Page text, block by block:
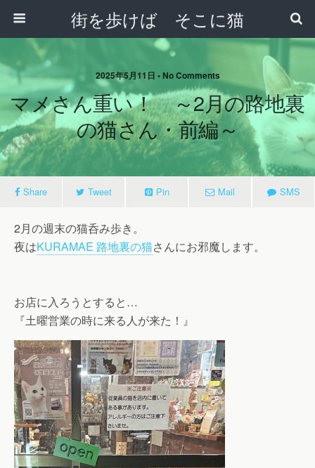
街を歩けば そこに猫
2025年5月11日 • No Comments
マメさん重い！ ～2月の路地裏
の猫さん・前編～
Share Tweet Pin Mail SMS
2月の週末の猫呑み歩き。
夜はKURAMAE 路地裏の猫さんにお邪魔します。
お店に入ろうとすると…
『土曜営業の時に来る人が来た！』